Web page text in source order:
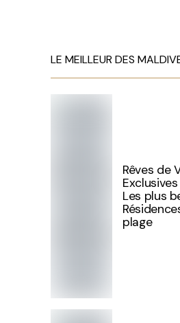
LE MEILLEUR DES
Rêves de
Les plus
plage